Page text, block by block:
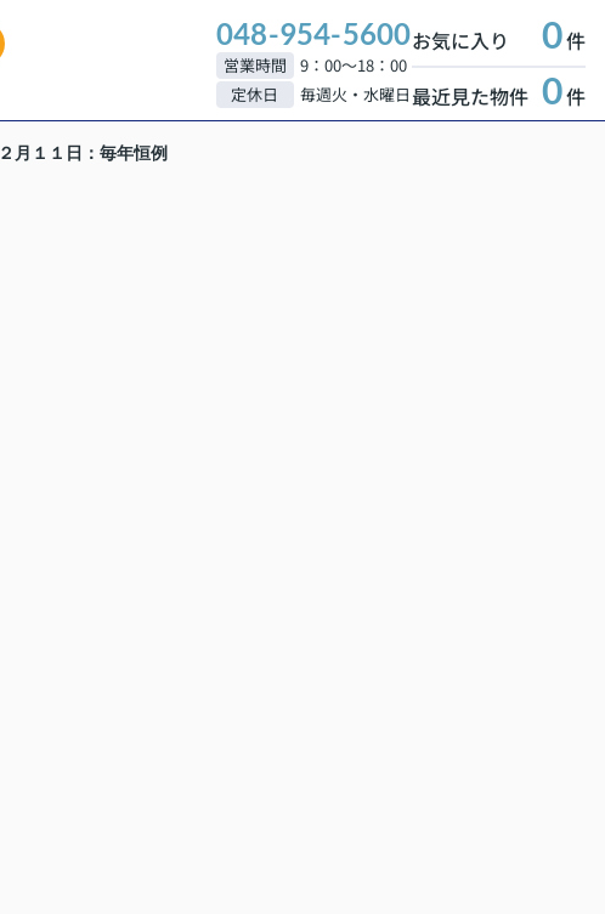
048-954-5600
営業時間
9：00～18：00
定休日
毎週火・水曜日
お気に入り 0件
最近見た物件 0件
２月１１日：毎年恒例